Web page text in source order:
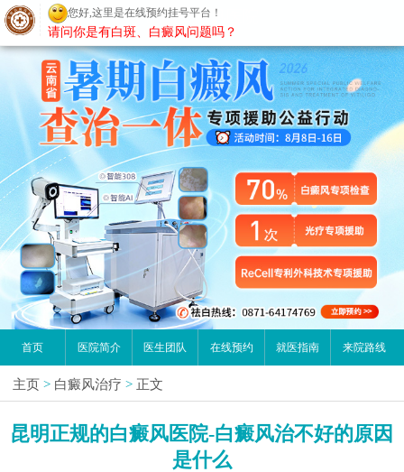
昆明白癜风医院
首页 医院简介 医生团队 在线预约 就医指南 来院路线
主页 > 白癜风治疗 > 正文
昆明正规的白癜风医院-白癜风治不好的原因
是什么
您好,这里是在线预约挂号平台！
请问你是有白斑、白癜风问题吗？